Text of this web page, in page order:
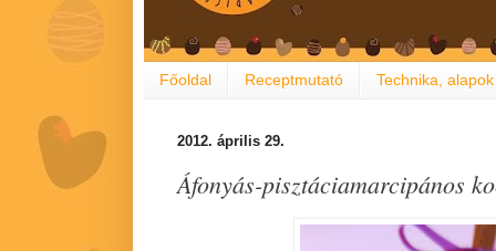
Főoldal Receptmutató Technika, alapok
2012. április 29.
Áfonyás-pisztáciamarcipános